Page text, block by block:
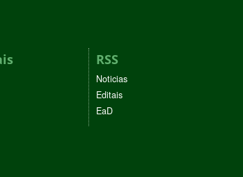
RSS
Noticias
Editais
EaD